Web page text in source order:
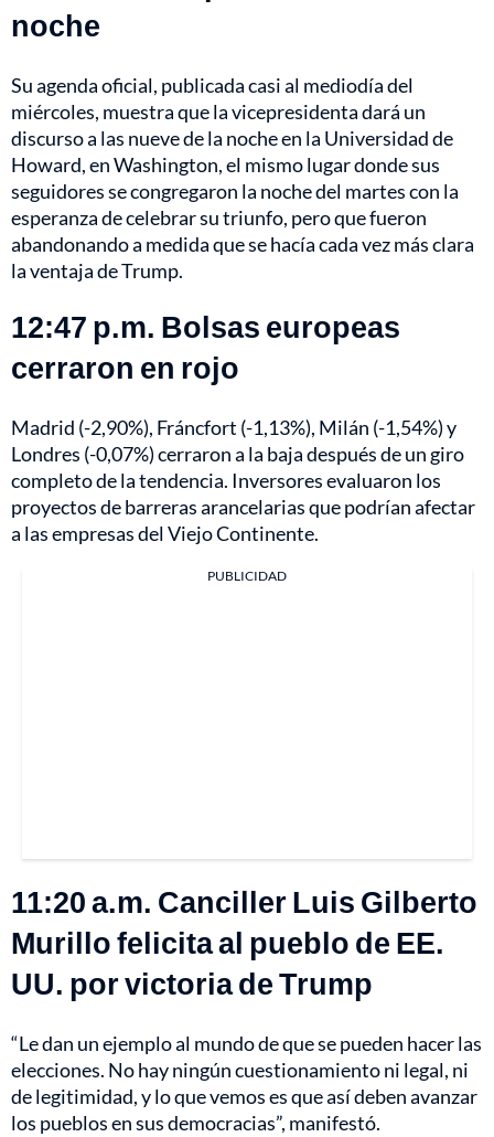
noche
Su agenda oficial, publicada casi al mediodía del
miércoles, muestra que la vicepresidenta dará un
discurso a las nueve de la noche en la Universidad de
Howard, en Washington, el mismo lugar donde sus
seguidores se congregaron la noche del martes con la
esperanza de celebrar su triunfo, pero que fueron
abandonando a medida que se hacía cada vez más clara
la ventaja de Trump.
12:47 p.m. Bolsas europeas
cerraron en rojo
Madrid (-2,90%), Fráncfort (-1,13%), Milán (-1,54%) y
Londres (-0,07%) cerraron a la baja después de un giro
completo de la tendencia. Inversores evaluaron los
proyectos de barreras arancelarias que podrían afectar
a las empresas del Viejo Continente.
PUBLICIDAD
11:20 a.m. Canciller Luis Gilberto
Murillo felicita al pueblo de EE.
UU. por victoria de Trump
“Le dan un ejemplo al mundo de que se pueden hacer las
elecciones. No hay ningún cuestionamiento ni legal, ni
de legitimidad, y lo que vemos es que así deben avanzar
los pueblos en sus democracias”, manifestó.